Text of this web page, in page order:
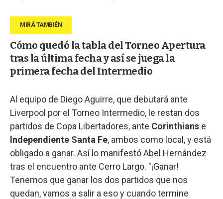
Cómo quedó la tabla del Torneo Apertura
tras la última fecha y así se juega la
primera fecha del Intermedio
Al equipo de Diego Aguirre, que debutará ante
Liverpool por el Torneo Intermedio, le restan dos
partidos de Copa Libertadores, ante Corinthians e
Independiente Santa Fe, ambos como local, y está
obligado a ganar. Así lo manifestó Abel Hernández
tras el encuentro ante Cerro Largo. "¡Ganar!
Tenemos que ganar los dos partidos que nos
quedan, vamos a salir a eso y cuando termine